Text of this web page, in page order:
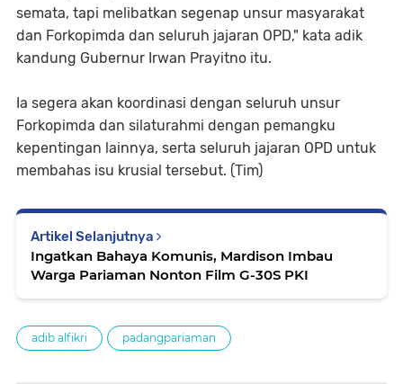
semata, tapi melibatkan segenap unsur masyarakat
dan Forkopimda dan seluruh jajaran OPD," kata adik
kandung Gubernur Irwan Prayitno itu.
Ia segera akan koordinasi dengan seluruh unsur
Forkopimda dan silaturahmi dengan pemangku
kepentingan lainnya, serta seluruh jajaran OPD untuk
membahas isu krusial tersebut. (Tim)
Artikel Selanjutnya
Ingatkan Bahaya Komunis, Mardison Imbau
Warga Pariaman Nonton Film G-30S PKI
adib alfikri padangpariaman